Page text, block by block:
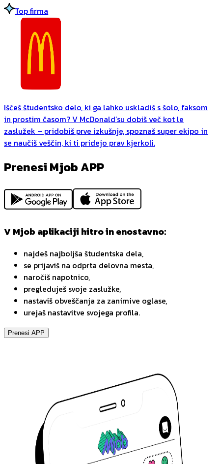
Top firma
Iščeš študentsko delo, ki ga lahko uskladiš s šolo, faksom
in prostim časom? V McDonald’su dobiš več kot le
zaslužek – pridobiš prve izkušnje, spoznaš super ekipo in
se naučiš veščin, ki ti pridejo prav kjerkoli.
Prenesi Mjob APP
V Mjob aplikaciji hitro in enostavno:
najdeš najboljša študentska dela,
se prijaviš na odprta delovna mesta,
naročiš napotnico,
pregleduješ svoje zaslužke,
nastaviš obveščanja za zanimive oglase,
urejaš nastavitve svojega profila.
Prenesi APP